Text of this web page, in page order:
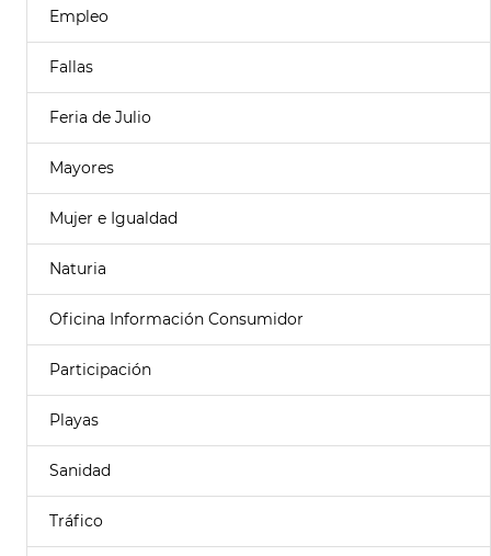
Empleo
Fallas
Feria de Julio
Mayores
Mujer e Igualdad
Naturia
Oficina Información Consumidor
Participación
Playas
Sanidad
Tráfico